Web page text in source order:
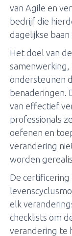
van Agile en
bedrijf die
dagelijkse baan
Het doel van
ondersteunen
benaderingen.
van effectief
professionals
oefenen en
verandering
worden
De
elk
checklists om
verandering te